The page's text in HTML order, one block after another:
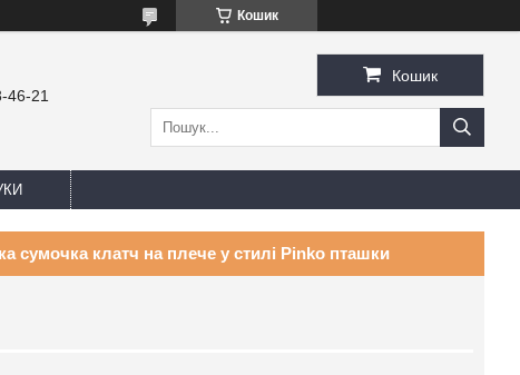
Кошик
46-21
Кошик
сумочка клатч на плече у стилі Pinko пташки